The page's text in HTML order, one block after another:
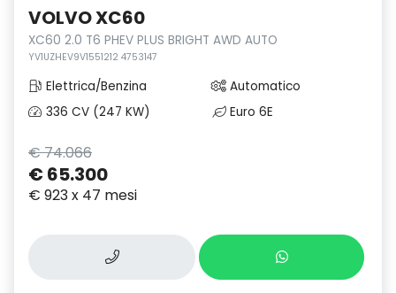
VOLVO XC60
XC60 2.0 T6 PHEV PLUS BRIGHT AWD AUTO
YV1UZHEV9V1551212 4753147
Elettrica/Benzina
Automatico
336 CV (247 KW)
Euro 6E
€ 74.066
€ 65.300
€ 923 x 47 mesi